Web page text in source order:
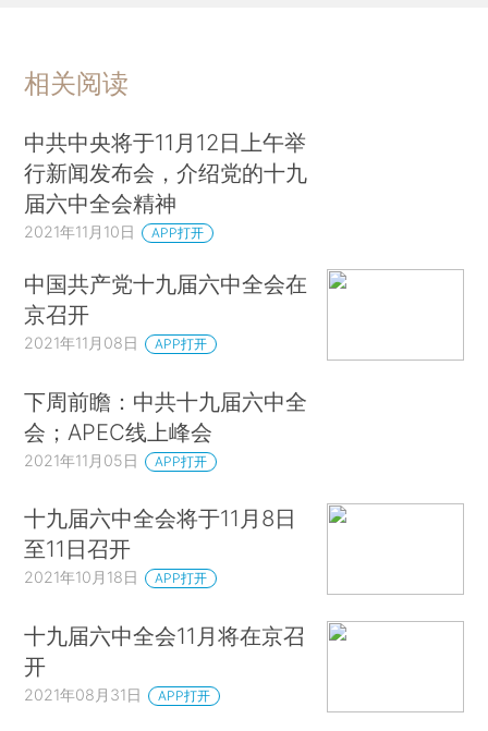
相关阅读
中共中央将于11月12日上午举
行新闻发布会，介绍党的十九
届六中全会精神
2021年11月10日 APP打开
中国共产党十九届六中全会在
京召开
2021年11月08日 APP打开
下周前瞻：中共十九届六中全
会；APEC线上峰会
2021年11月05日 APP打开
十九届六中全会将于11月8日
至11日召开
2021年10月18日 APP打开
十九届六中全会11月将在京召
开
2021年08月31日 APP打开